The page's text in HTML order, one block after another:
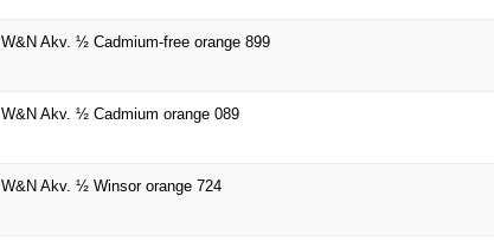
W&N Akv. ½ Cadmium-free orange 899
W&N Akv. ½ Cadmium orange 089
W&N Akv. ½ Winsor orange 724